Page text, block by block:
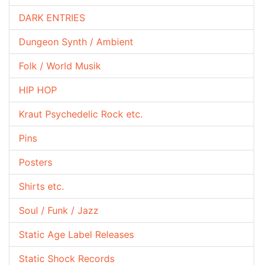
DARK ENTRIES
Dungeon Synth / Ambient
Folk / World Musik
HIP HOP
Kraut Psychedelic Rock etc.
Pins
Posters
Shirts etc.
Soul / Funk / Jazz
Static Age Label Releases
Static Shock Records